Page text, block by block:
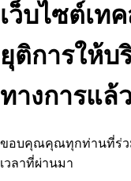
เว็บไซต์เท
ยุติการให้บ
ทางการแล้ว
ขอบคุณคุณทุกท่านที่ร่วม
เวลาที่ผ่านมา